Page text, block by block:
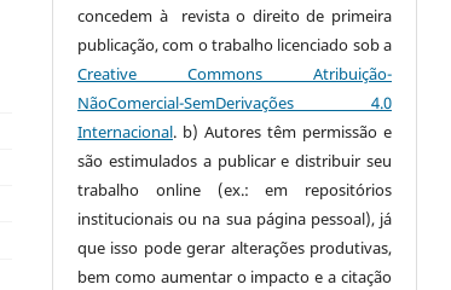
concedem à revista o direito de primeira
publicação, com o trabalho licenciado sob a
Creative Commons Atribuição-
NãoComercial-SemDerivações 4.0
Internacional. b) Autores têm permissão e
são estimulados a publicar e distribuir seu
trabalho online (ex.: em repositórios
institucionais ou na sua página pessoal), já
que isso pode gerar alterações produtivas,
bem como aumentar o impacto e a citação